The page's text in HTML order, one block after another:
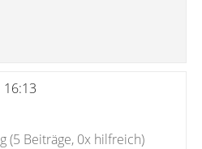
(5 Beiträge, 0x hilfreich)